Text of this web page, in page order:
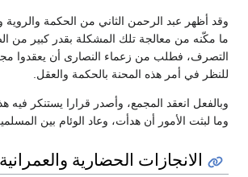
وقد أظهر عبد الرحمن الثاني من الحكمة والروية
ما مكّنه من معالجة تلك المشكلة بقدر كبير من
التصرف، فطلب من زعماء النصارى أن يعقدوا
للنظر في أمر هذه المحنة بالحكمة والعقل.
وبالفعل انعقد المجمع، وأصدر قرارا يستنكر فيه
وما لبثت الأمور أن هدأت، وعاد الوئام بين
الانجازات الحضارية والعمرانية